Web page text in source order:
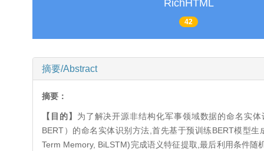
RichHTML
42
摘要/Abstract
摘要：
【目的】 为了解决开源非结构化军事领域数据的命名实
BERT）的命名实体识别方法,首先基于预训练BERT模型
Term Memory, BiLSTM)完成语义特征提取,最后利用条件